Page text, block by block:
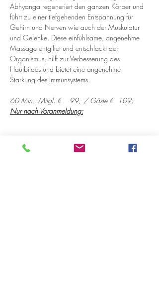
Abhyanga regeneriert den ganzen Körper und
führt zu einer tiefgehenden Entspannung für
Gehirn und Nerven wie auch der Muskulatur
und Gelenke. Diese einfühlsame, angenehme
Massage entgiftet und entschlackt den
Organismus, hilft zur Verbesserung des
Hautbildes und bietet eine angenehme
Stärkung des Immunsystems.
60 Min.: Mitgl. €    99,- / Gäste €  109,-
Nur nach Voranmeldung: